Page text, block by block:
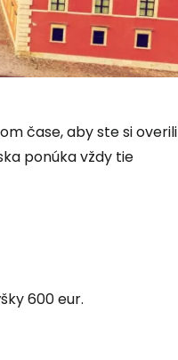
čase, aby ste si overili
ponúka vždy tie
600 eur.